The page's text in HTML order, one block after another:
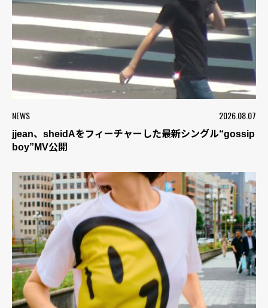
NEWS 2026.08.07
jjean、sheidAをフィーチャーした最新シングル“gossip
boy”MV公開